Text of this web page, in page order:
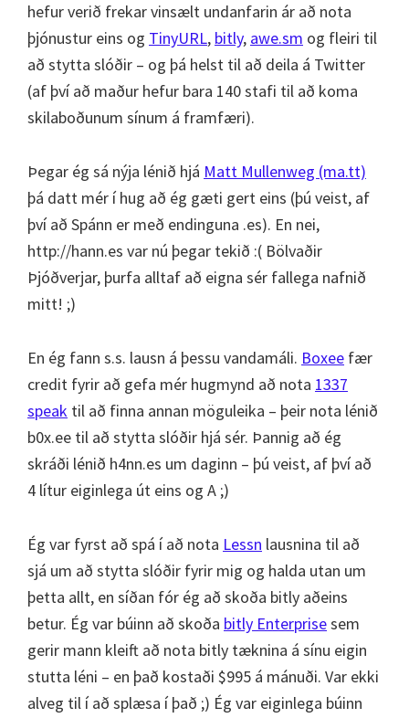
hefur verið frekar vinsælt undanfarin ár að nota
þjónustur eins og TinyURL, bitly, awe.sm og fleiri til
að stytta slóðir – og þá helst til að deila á Twitter
(af því að maður hefur bara 140 stafi til að koma
skilaboðunum sínum á framfæri).
Þegar ég sá nýja lénið hjá Matt Mullenweg (ma.tt)
þá datt mér í hug að ég gæti gert eins (þú veist, af
því að Spánn er með endinguna .es). En nei,
http://hann.es var nú þegar tekið :( Bölvaðir
Þjóðverjar, þurfa alltaf að eigna sér fallega nafnið
mitt! ;)
En ég fann s.s. lausn á þessu vandamáli. Boxee fær
credit fyrir að gefa mér hugmynd að nota 1337
speak til að finna annan möguleika – þeir nota lénið
b0x.ee til að stytta slóðir hjá sér. Þannig að ég
skráði lénið h4nn.es um daginn – þú veist, af því að
4 lítur eiginlega út eins og A ;)
Ég var fyrst að spá í að nota Lessn lausnina til að
sjá um að stytta slóðir fyrir mig og halda utan um
þetta allt, en síðan fór ég að skoða bitly aðeins
betur. Ég var búinn að skoða bitly Enterprisesem
gerir mann kleift að nota bitly tæknina á sínu eigin
stutta léni – en það kostaði $995 á mánuði. Var ekki
alveg til í að splæsa í það ;) Ég var eiginlega búinn